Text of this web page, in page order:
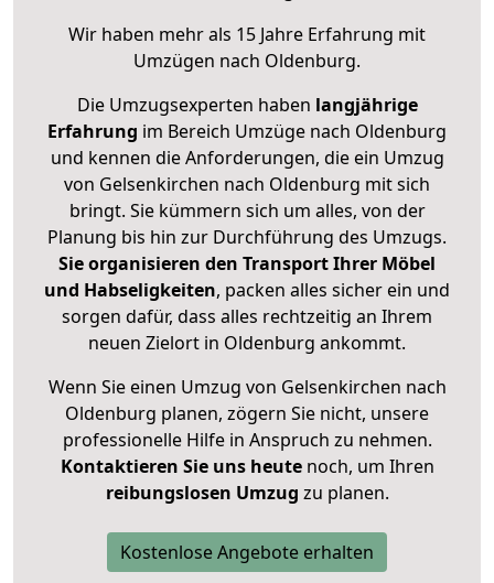
Wir haben mehr als 15 Jahre Erfahrung mit
Umzügen nach Oldenburg.
Die Umzugsexperten haben langjährige
Erfahrung im Bereich Umzüge nach Oldenburg
und kennen die Anforderungen, die ein Umzug
von Gelsenkirchen nach Oldenburg mit sich
bringt. Sie kümmern sich um alles, von der
Planung bis hin zur Durchführung des Umzugs.
Sie organisieren den Transport Ihrer Möbel
und Habseligkeiten, packen alles sicher ein und
sorgen dafür, dass alles rechtzeitig an Ihrem
neuen Zielort in Oldenburg ankommt.
Wenn Sie einen Umzug von Gelsenkirchen nach
Oldenburg planen, zögern Sie nicht, unsere
professionelle Hilfe in Anspruch zu nehmen.
Kontaktieren Sie uns heutenoch, um Ihren
reibungslosen Umzug zu planen.
Kostenlose Angebote erhalten